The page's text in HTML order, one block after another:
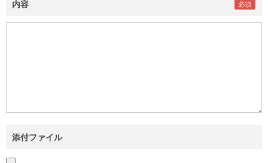
内容
添付ファイル